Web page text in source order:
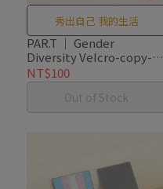
秀出自己 我的生活
PAR.T ｜ Gender
Diversity Velcro-copy-
copy-copy
NT$100
Out of Stock